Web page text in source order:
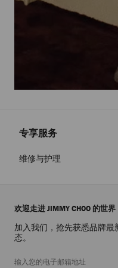
专享服务
维修与护理
欢迎走进 JIMMY CHOO 的世界
加入我们，抢先获悉品牌
态。